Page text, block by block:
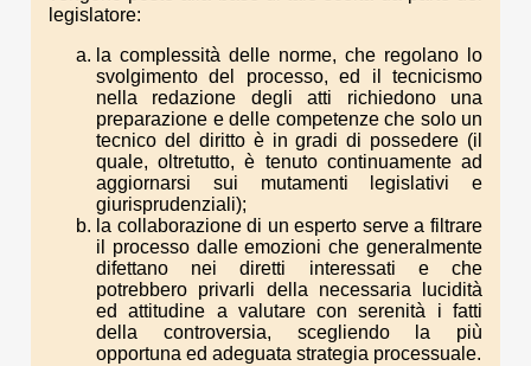
legislatore:
la complessità delle norme, che regolano lo
svolgimento del processo, ed il tecnicismo
nella redazione degli atti richiedono una
preparazione e delle competenze che solo un
tecnico del diritto è in gradi di possedere (il
quale, oltretutto, è tenuto continuamente ad
aggiornarsi sui mutamenti legislativi e
giurisprudenziali);
la collaborazione di un esperto serve a filtrare
il processo dalle emozioni che generalmente
difettano nei diretti interessati e che
potrebbero privarli della necessaria lucidità
ed attitudine a valutare con serenità i fatti
della controversia, scegliendo la più
opportuna ed adeguata strategia processuale.